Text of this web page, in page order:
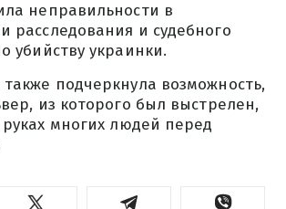
неправильности в
расследования и судебного
убийству украинки.
подчеркнула возможность,
из которого был выстрелен,
многих людей перед